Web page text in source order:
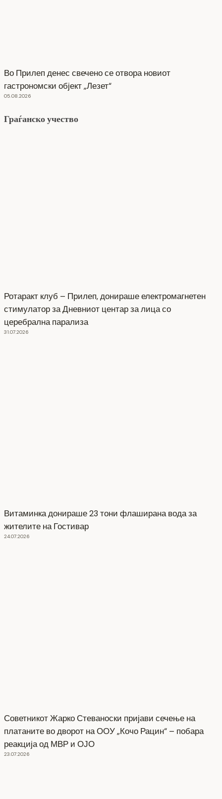
Во Прилеп денес свечено се отвора новиот
гастрономски објект „Лезет“
05.08.2026
Граѓанско учество
Ротаракт клуб – Прилеп, донираше електромагнетен
стимулатор за Дневниот центар за лица со
церебрална парализа
31.07.2026
Витаминка донираше 23 тони флаширана вода за
жителите на Гостивар
24.07.2026
Советникот Жарко Стеваноски пријави сечење на
платаните во дворот на ООУ „Кочо Рацин“ – побара
реакција од МВР и ОЈО
23.07.2026